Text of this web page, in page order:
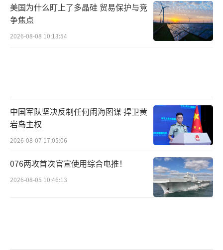
美国为什么盯上了多晶硅 贸易保护与竞
争焦点
2026-08-08 10:13:54
中国军队坚决反制任何闹海图谋 捍卫黄
岩岛主权
2026-08-07 17:05:06
076两攻首次官宣使用综合电推！
2026-08-05 10:46:13